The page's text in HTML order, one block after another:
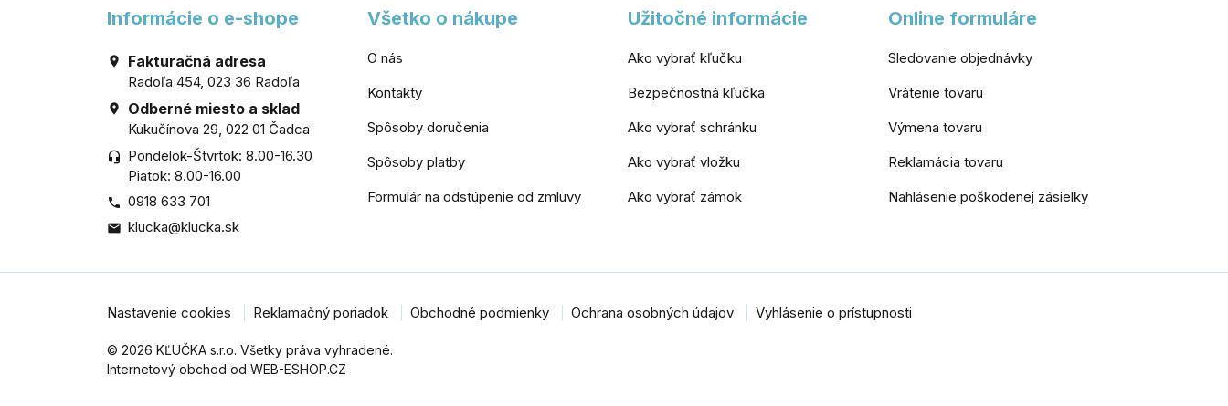
Informácie o e-shope
 Fakturačná adresa
Radoľa 454, 023 36 Radoľa
 Odberné miesto a sklad
Kukučínova 29, 022 01 Čadca
headset_mic
Pondelok-Štvrtok: 8.00-16.30
Piatok: 8.00-16.00
 0918 633 701
 klucka@klucka.sk
Všetko o nákupe
O nás
Kontakty
Spôsoby doručenia
Spôsoby platby
Formulár na odstúpenie od zmluvy
Užitočné informácie
Ako vybrať kľučku
Bezpečnostná kľučka
Ako vybrať schránku
Ako vybrať vložku
Ako vybrať zámok
Online formuláre
Sledovanie objednávky
Vrátenie tovaru
Výmena tovaru
Reklamácia tovaru
Nahlásenie poškodenej zásielky
© 2026 KĽUČKA s.r.o. Všetky práva vyhradené.
Internetový obchod od WEB-ESHOP.CZ
Nastavenie cookies Reklamačný poriadok Obchodné podmienky Ochrana osobných údajov Vyhlásenie o prístupnosti